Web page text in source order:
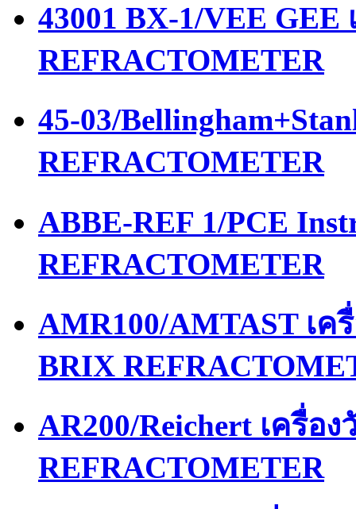
43001 BX-1/VEE
REFRACTOMETER
45-03/
REFRACTOMETER
ABBE-REF 1/PCE
REFRACTOMETER
AMR100/AMTAST เ
BRIX
AR200/Reichert เครื่อ
REFRACTOMETER